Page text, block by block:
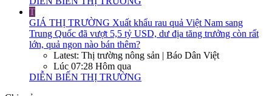
T
GIÁ THỊ TRƯỜNG Xuất khẩu rau quả Việt Nam sang
Trung Quốc đã vượt 5,5 tỷ USD, dư địa tăng trưởng còn rất
lớn, quả ngon nào bán thêm?
Latest: Thị trường nông sản | Báo Dân Việt
Lúc 07:28 Hôm qua
DIỄN BIẾN THỊ TRƯỜNG